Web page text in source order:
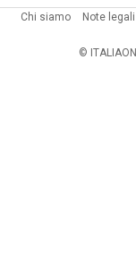
Chi siamo Note legali
©